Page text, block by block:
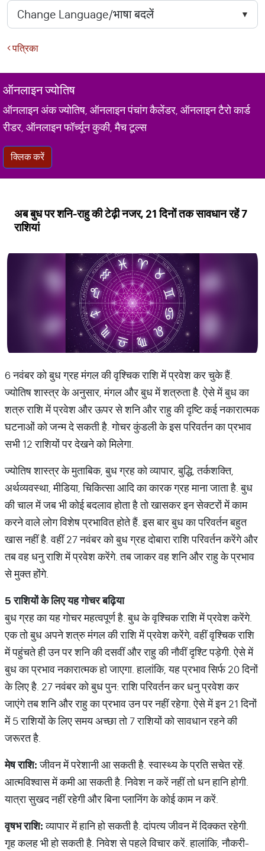
पत्रिका
ऑनलाइन ज्योतिष
ऑनलाइन अंक ज्योतिष, ऑनलाइन पंचांग कैलेंडर, ऑनलाइन टैरो कार्ड
रीडर, ऑनलाइन फॉर्च्यून कुकी, मैच टूल्स
क्लिक करें
अब बुध पर शनि-राहु की टेढ़ी नजर, 21 दिनों तक सावधान रहें 7
राशियां
6 नवंबर को बुध ग्रह मंगल की वृश्चिक राशि में प्रवेश कर चुके हैं.
ज्योतिष शास्त्र के अनुसार, मंगल और बुध में शत्रुता है. ऐसे में बुध का
शत्रु राशि में प्रवेश और ऊपर से शनि और राहु की दृष्टि कई नकारात्मक
घटनाओं को जन्म दे सकती है. गोचर कुंडली के इस परिवर्तन का प्रभाव
सभी 12 राशियों पर देखने को मिलेगा.
ज्योतिष शास्त्र के मुताबिक, बुध ग्रह को व्यापार, बुद्धि, तर्कशक्ति,
अर्थव्यवस्था, मीडिया, चिकित्सा आदि का कारक ग्रह माना जाता है. बुध
की चाल में जब भी कोई बदलाव होता है तो खासकर इन सेक्टरों में काम
करने वाले लोग विशेष प्रभावित होते हैं. इस बार बुध का परिवर्तन बहुत
खास नहीं है. वहीं 27 नवंबर को बुध ग्रह दोबारा राशि परिवर्तन करेंगे और
तब वह धनु राशि में प्रवेश करेंगे. तब जाकर वह शनि और राहु के प्रभाव
से मुक्त होंगे.
5राशियोंकेलिएयहगोचरबढ़िया
बुध ग्रह का यह गोचर महत्वपूर्ण है. बुध के वृश्चिक राशि में प्रवेश करेंगे.
एक तो बुध अपने शत्रु मंगल की राशि में प्रवेश करेंगे, वहीं वृश्चिक राशि
में पहुंचते ही उन पर शनि की दसवीं और राहु की नौवीं दृश्टि पड़ेगी. ऐसे में
बुध का प्रभाव नकारात्मक हो जाएगा. हालांकि, यह प्रभाव सिर्फ 20 दिनों
के लिए है. 27 नवंबर को बुध पुन: राशि परिवर्तन कर धनु प्रवेश कर
जाएंगे तब शनि और राहु का प्रभाव उन पर नहीं रहेगा. ऐसे में इन 21 दिनों
में 5 राशियों के लिए समय अच्छा तो 7 राशियों को सावधान रहने की
जरूरत है.
मेषराशि:जीवन में परेशानी आ सकती है. स्वास्थ्य के प्रति सचेत रहें.
आत्मविश्वास में कमी आ सकती है. निवेश न करें नहीं तो धन हानि होगी.
यात्रा सुखद नहीं रहेगी और बिना प्लानिंग के कोई काम न करें.
वृषभराशि:व्यापार में हानि हो सकती है. दांपत्य जीवन में दिक्कत रहेगी.
गृह कलह भी हो सकती है. निवेश से पहले विचार करें. हालांकि, नौकरी-